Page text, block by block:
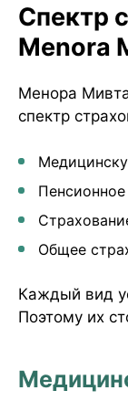
Спектр
Menora
Менора
спектр
Общее
Каждый вид
Поэтому их